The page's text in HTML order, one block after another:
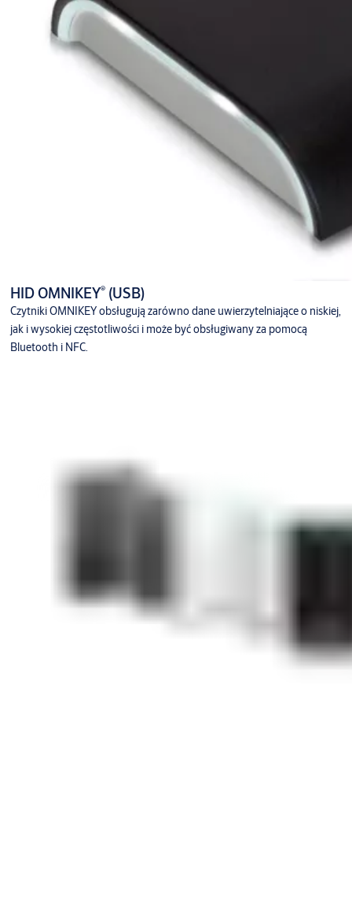
HID OMNIKEY®(USB)
Czytniki OMNIKEY obsługują zarówno dane uwierzytelniające o niskiej,
jak i wysokiej częstotliwości i może być obsługiwany za pomocą
Bluetooth i NFC.